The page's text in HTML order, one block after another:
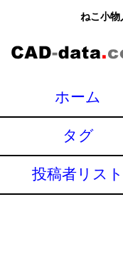
ねこ小物
ホーム
タグ
投稿者リスト